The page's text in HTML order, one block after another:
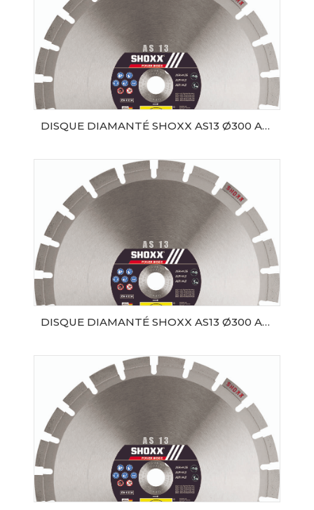
DISQUE DIAMANTÉ SHOXX AS13 Ø300 AL20 SAMEDIA
AJOUTER AU PANIER
DISQUE DIAMANTÉ SHOXX AS13 Ø300 AL25.4 SAMEDIA
AJOUTER AU PANIER